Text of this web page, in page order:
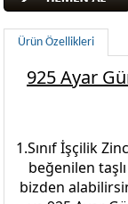
Ürün Özellikleri
925 Ayar
1.Sınıf İşçilik
beğenilen
bizden